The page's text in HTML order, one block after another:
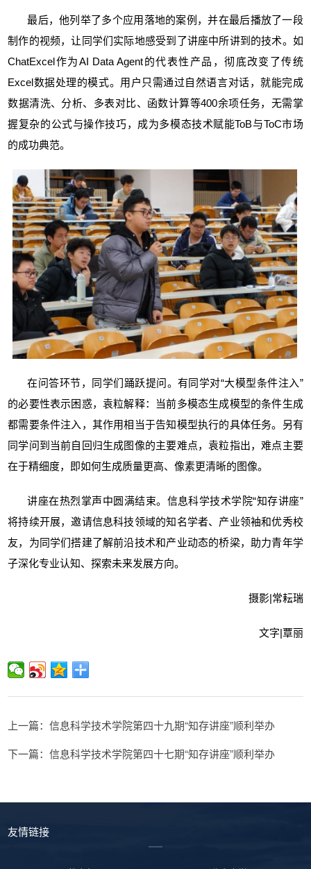
最后，他列举了多个应用落地的案例，并在最后播放了一段
制作的视频，让同学们实际地感受到了讲座中所讲到的技术。如
ChatExcel作为AI Data Agent的代表性产品，彻底改变了传统
Excel数据处理的模式。用户只需通过自然语言对话，就能完成
数据清洗、分析、多表对比、函数计算等400余项任务，无需掌
握复杂的公式与操作技巧，成为多模态技术赋能ToB与ToC市场
的成功典范。
在问答环节，同学们踊跃提问。 有同学对“大模型条件注入”
的必要性表示困惑，袁粒解释：
当前多模态生成模型的条件生成
都需要条件注入，其作用相当于告知模型执行的具体任务。另有
同学问到当前自回归生成图像的主要难点，袁粒指出，难点主要
在于精细度，即如何生成质量更高、像素更清晰的图像。
讲座在热烈掌声中圆满结束。信息科学技术学院“知存讲座”
将持续开展，邀请信息科技领域的知名学者、产业领袖和优秀校
友，为同学们搭建了解前沿技术和产业动态的桥梁，助力青年学
子深化专业认知、探索未来发展方向。
摄影|常耘瑞
文字|覃丽
上一篇：信息科学技术学院第四十九期“知存讲座”顺利举办
下一篇：信息科学技术学院第四十七期“知存讲座”顺利举办
友情链接